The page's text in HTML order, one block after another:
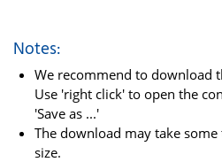
Notes:
We recommend to download
Use 'right click' to open the
'Save as ...'
The download may take
size.